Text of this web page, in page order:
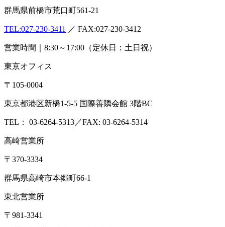
群馬県前橋市荒口町561-21
TEL:027-230-3411 ／ FAX:027-230-3412
営業時間｜8:30～17:00（定休日：土日祝）
東京オフィス
〒105-0004
東京都港区新橋1-5-5 国際善隣会館 3階BC
TEL： 03-6264-5313／FAX: 03-6264-5314
高崎営業所
〒370-3334
群馬県高崎市本郷町66-1
東北営業所
〒981-3341